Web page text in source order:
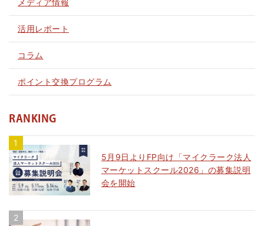
メディア情報
活用レポート
コラム
ポイント交換プログラム
RANKING
5月9日よりFP向け「マイクラーク法人
マーケットスクール2026」の募集説明
会を開始